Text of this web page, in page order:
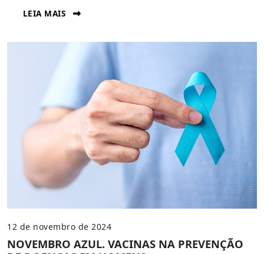
LEIA MAIS
12 de novembro de 2024
NOVEMBRO AZUL. VACINAS NA PREVENÇÃO